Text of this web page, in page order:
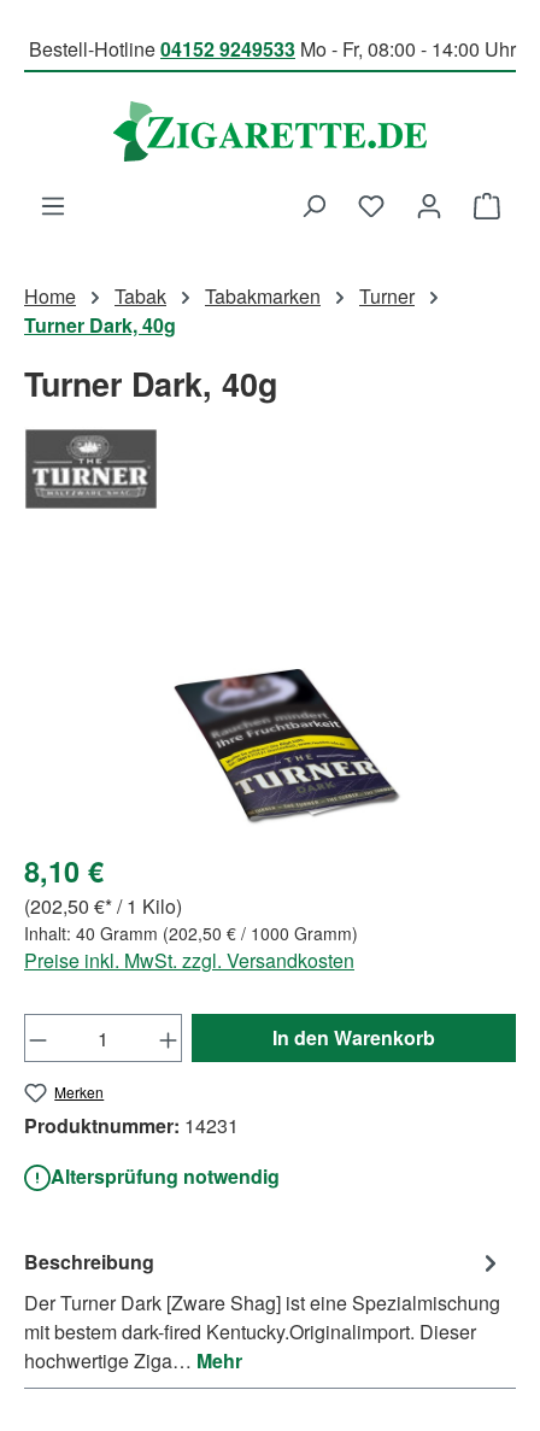
Bestell-Hotline04152 9249533 Mo - Fr, 08:00 - 14:00 Uhr
Du hast 0
Home Tabak Tabakmarken
Turner
Turner Dark, 40g
Turner Dark, 40g
8,10 €
(202,50 €* / 1 Kilo)
Inhalt: 40 Gramm (202,50 € / 1000 Gramm)
Preise inkl. MwSt. zzgl. Versandkosten
Produkt Anzahl: Gib den gewünschten
In den Warenkorb
Merken
Produktnummer: 14231
Altersprüfung notwendig
Beschreibung
Der Turner Dark [Zware Shag] ist eine Spezialmischung
mit bestem dark-fired Kentucky.Originalimport. Dieser
hochwertige Ziga… Mehr